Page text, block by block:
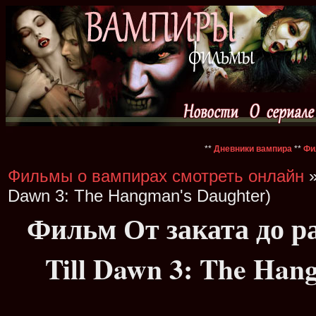
** Дневники вампира **
Фильмы о вампирах смотреть онлайн
Dawn 3: The Hangman's Daughter)
Фильм От заката до
Till Dawn 3: The